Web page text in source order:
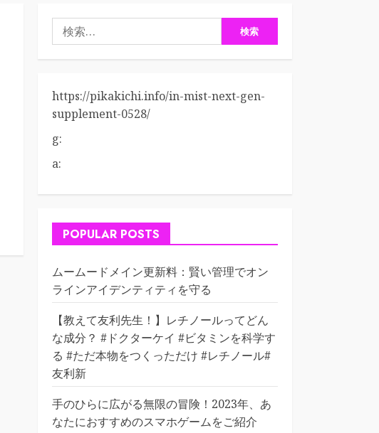
検
索:
https://pikakichi.info/in-mist-next-gen-
supplement-0528/
g:
a:
POPULAR POSTS
ムームードメイン更新料：賢い管理でオン
ラインアイデンティティを守る
【教えて友利先生！】レチノールってどん
な成分？ #ドクターケイ #ビタミンを科学す
る #ただ本物をつくっただけ #レチノール#
友利新
手のひらに広がる無限の冒険！2023年、あ
なたにおすすめのスマホゲームをご紹介